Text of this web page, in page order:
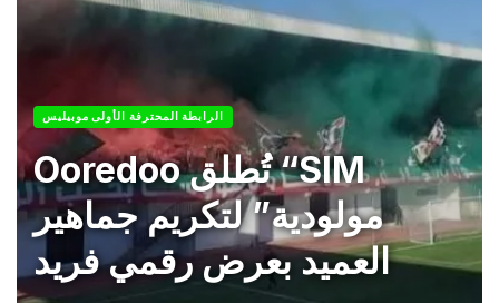
الرابطة المحترفة الأولى موبيليس
Ooredoo تُطلق “SIM
مولودية” لتكريم جماهير
العميد بعرض رقمي فريد